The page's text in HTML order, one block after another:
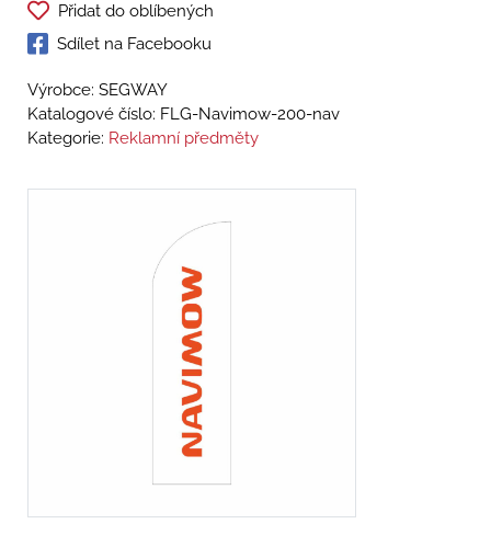
Přidat do oblíbených
Sdílet na Facebooku
Výrobce: SEGWAY
Katalogové číslo: FLG-Navimow-200-nav
Kategorie: Reklamní předměty